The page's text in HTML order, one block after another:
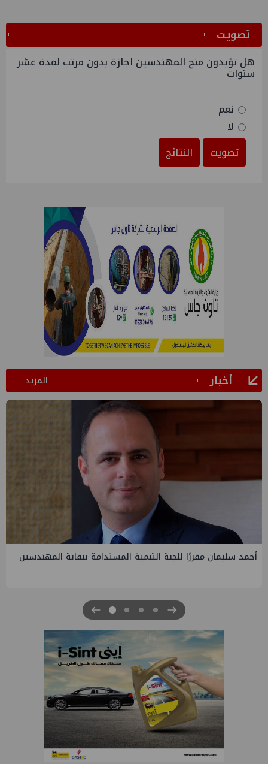
ﺗﺼﻮﻳﺖ
هل تؤيدون منح المهندسين اجازة بدون مرتب لمدة عشر
سنوات
نعم
لا
تصويت
النتائج
أخبار المزيد
PMS تنهي أعمال إنزال الخطوط البحرية الثلاث بمشروع المرحلة